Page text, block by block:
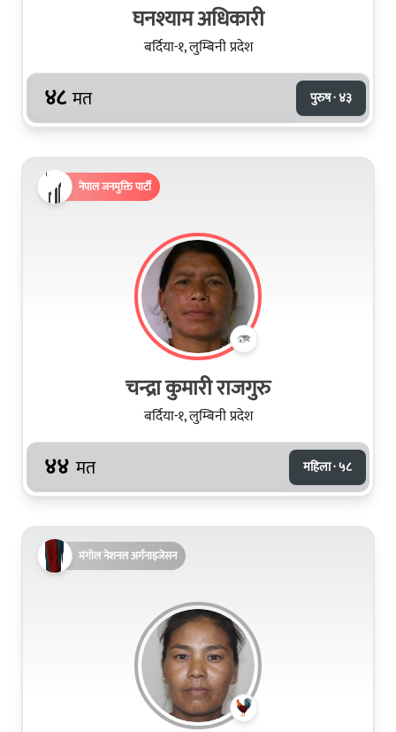
घनश्याम अधिकारी
बर्दिया-१, लुम्बिनी प्रदेश
४८ मत पुरुष · ४३
नेपाल जनमुक्ति पार्टी
चन्द्रा कुमारी राजगुरु
बर्दिया-१, लुम्बिनी प्रदेश
४४ मत महिला · ५८
मंगोल नेशनल अर्गनाइजेसन